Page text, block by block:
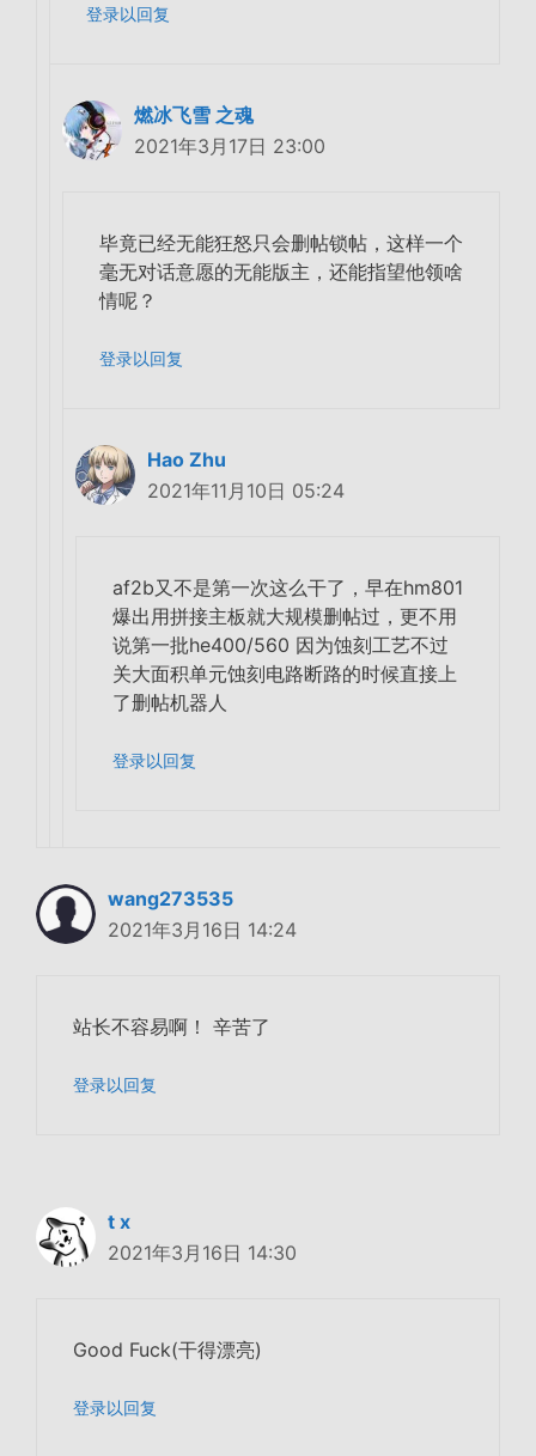
登录以回复
燃冰飞雪 之魂
2021年3月17日 23:00
毕竟已经无能狂怒只会删帖锁帖，这样一个
毫无对话意愿的无能版主，还能指望他领啥
情呢？
登录以回复
Hao Zhu
2021年11月10日 05:24
af2b又不是第一次这么干了，早在hm801
爆出用拼接主板就大规模删帖过，更不用
说第一批he400/560 因为蚀刻工艺不过
关大面积单元蚀刻电路断路的时候直接上
了删帖机器人
登录以回复
wang273535
2021年3月16日 14:24
站长不容易啊！ 辛苦了
登录以回复
t x
2021年3月16日 14:30
Good Fuck(干得漂亮)
登录以回复